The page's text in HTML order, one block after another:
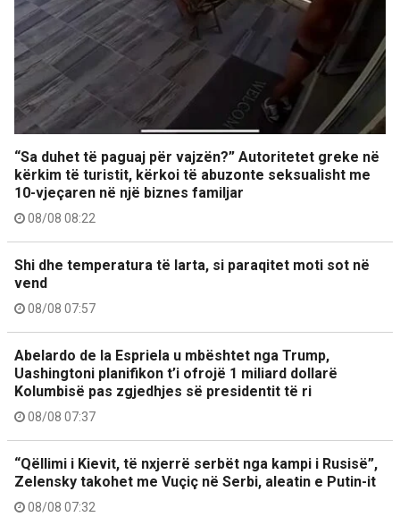
“Sa duhet të paguaj për vajzën?” Autoritetet greke në
kërkim të turistit, kërkoi të abuzonte seksualisht me
10-vjeçaren në një biznes familjar
08/08 08:22
Shi dhe temperatura të larta, si paraqitet moti sot në
vend
08/08 07:57
Abelardo de la Espriela u mbështet nga Trump,
Uashingtoni planifikon t’i ofrojë 1 miliard dollarë
Kolumbisë pas zgjedhjes së presidentit të ri
08/08 07:37
“Qëllimi i Kievit, të nxjerrë serbët nga kampi i Rusisë”,
Zelensky takohet me Vuçiç në Serbi, aleatin e Putin-it
08/08 07:32